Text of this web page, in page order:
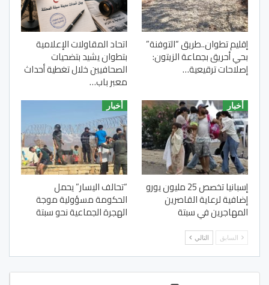
إقليم تطوان..طريق “التوفنة”
بحي أحريق بجماعة الزيتون:
إصلاحات ترقيعية…
اتحاد المقاولات الإعلامية
بتطوان يشيد بتضحيات
الصحافيين خلال تغطية أحداث
معبر باب…
أخبار
إسبانيا تخصص 25 مليون يورو
إضافية لرعاية القاصرين
المهاجرين في سبتة
أخبار
“تحالف اليسار” يحمل
الحكومة مسؤولية موجة
الهجرة الجماعية نحو سبتة
السابق التالي